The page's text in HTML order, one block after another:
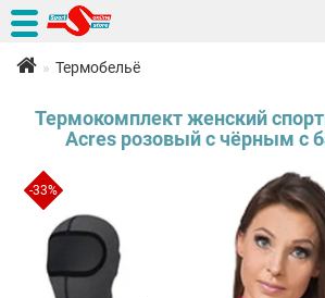
Термобельё
Термокомплект женский
Acres розовый с чёрным с
-33%